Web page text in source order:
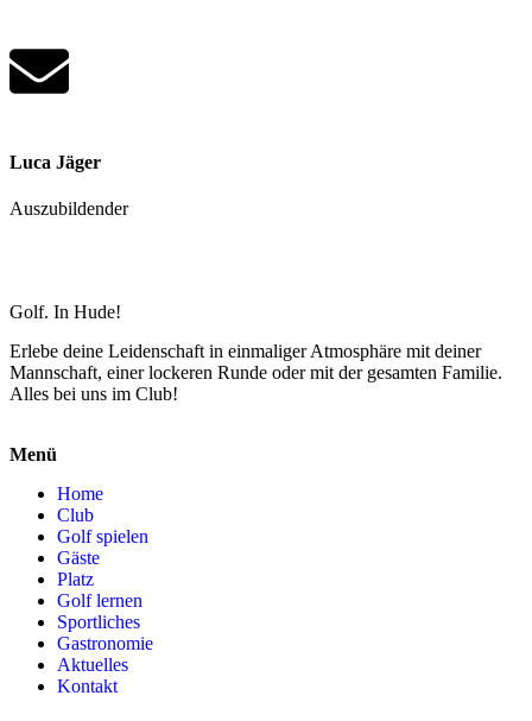
Luca Jäger
Auszubildender
Golf. In Hude!
Erlebe deine Leidenschaft in einmaliger Atmosphäre mit deiner
Mannschaft, einer lockeren Runde oder mit der gesamten Familie.
Alles bei uns im Club!
Menü
Home
Club
Golf spielen
Gäste
Platz
Golf lernen
Sportliches
Gastronomie
Aktuelles
Kontakt